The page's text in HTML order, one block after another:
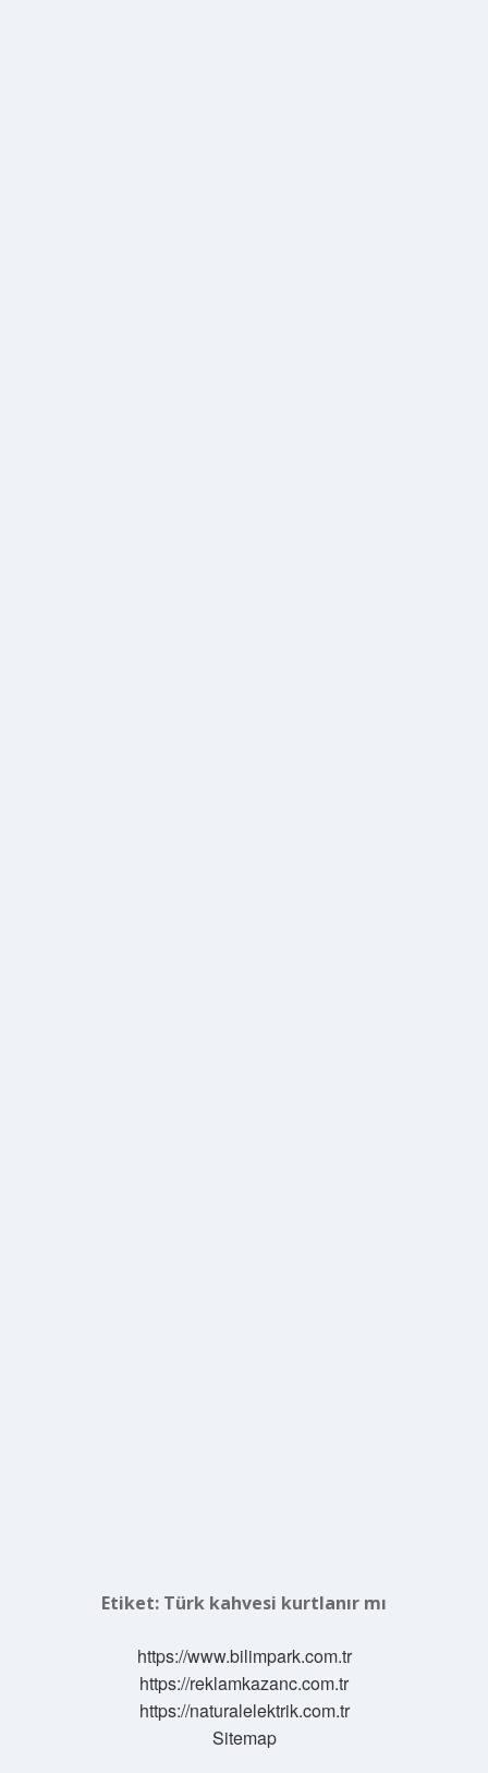
Etiket: Türk kahvesi kurtlanır mı
https://www.bilimpark.com.tr
https://reklamkazanc.com.tr
https://naturalelektrik.com.tr
Sitemap